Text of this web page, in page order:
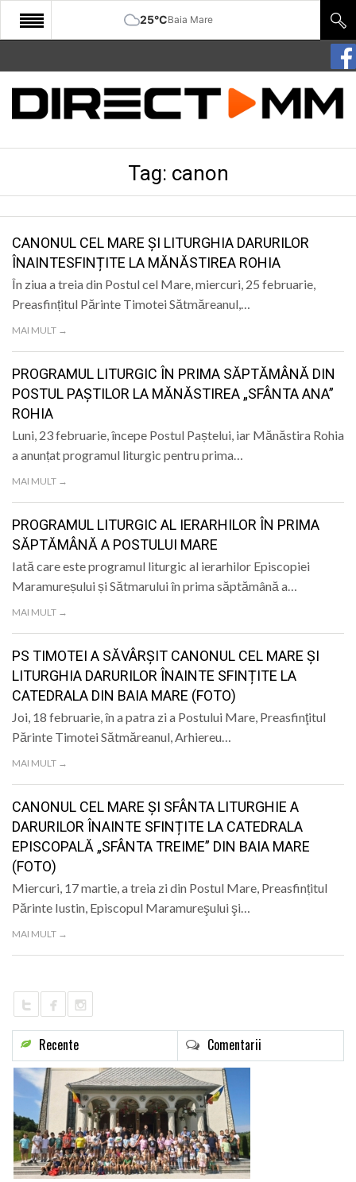
25°CBaia Mare
START
COMUNITATE
SANATATE
SPORT
SPECIAL
POLITIC
LIFE
Tag: canon
CANONUL CEL MARE ȘI LITURGHIA DARURILOR
ÎNAINTESFINȚITE LA MĂNĂSTIREA ROHIA
În ziua a treia din Postul cel Mare, miercuri, 25 februarie,
Preasfințitul Părinte Timotei Sătmăreanul,…
MAI MULT →
PROGRAMUL LITURGIC ÎN PRIMA SĂPTĂMÂNĂ DIN
POSTUL PAȘTILOR LA MĂNĂSTIREA „SFÂNTA ANA”
ROHIA
Luni, 23 februarie, începe Postul Paștelui, iar Mănăstira Rohia
a anunțat programul liturgic pentru prima…
MAI MULT →
PROGRAMUL LITURGIC AL IERARHILOR ÎN PRIMA
SĂPTĂMÂNĂ A POSTULUI MARE
Iată care este programul liturgic al ierarhilor Episcopiei
Maramureșului și Sătmarului în prima săptămână a…
MAI MULT →
PS TIMOTEI A SĂVÂRȘIT CANONUL CEL MARE ȘI
LITURGHIA DARURILOR ÎNAINTE SFINȚITE LA
CATEDRALA DIN BAIA MARE (FOTO)
Joi, 18 februarie, în a patra zi a Postului Mare, Preasfinţitul
Părinte Timotei Sătmăreanul, Arhiereu…
MAI MULT →
CANONUL CEL MARE ȘI SFÂNTA LITURGHIE A
DARURILOR ÎNAINTE SFINȚITE LA CATEDRALA
EPISCOPALĂ „SFÂNTA TREIME” DIN BAIA MARE
(FOTO)
Miercuri, 17 martie, a treia zi din Postul Mare, Preasfințitul
Părinte Iustin, Episcopul Maramureşului şi…
MAI MULT →
Recente Comentarii